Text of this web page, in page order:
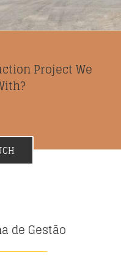
Project We
de Gestão